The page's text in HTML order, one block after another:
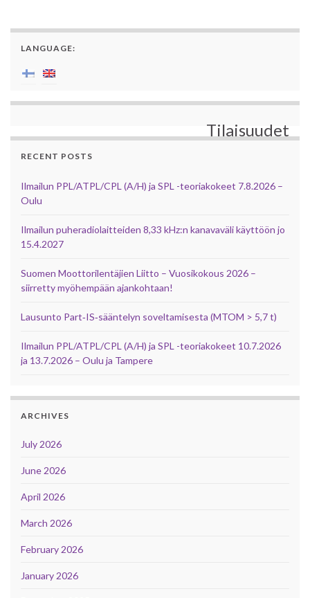
LANGUAGE:
Tilaisuudet
RECENT POSTS
Ilmailun PPL/ATPL/CPL (A/H) ja SPL -teoriakokeet 7.8.2026 –
Oulu
Ilmailun puheradiolaitteiden 8,33 kHz:n kanavaväli käyttöön jo
15.4.2027
Suomen Moottorilentäjien Liitto – Vuosikokous 2026 –
siirretty myöhempään ajankohtaan!
Lausunto Part‑IS‑sääntelyn soveltamisesta (MTOM > 5,7 t)
Ilmailun PPL/ATPL/CPL (A/H) ja SPL -teoriakokeet 10.7.2026
ja 13.7.2026 – Oulu ja Tampere
ARCHIVES
July 2026
June 2026
April 2026
March 2026
February 2026
January 2026